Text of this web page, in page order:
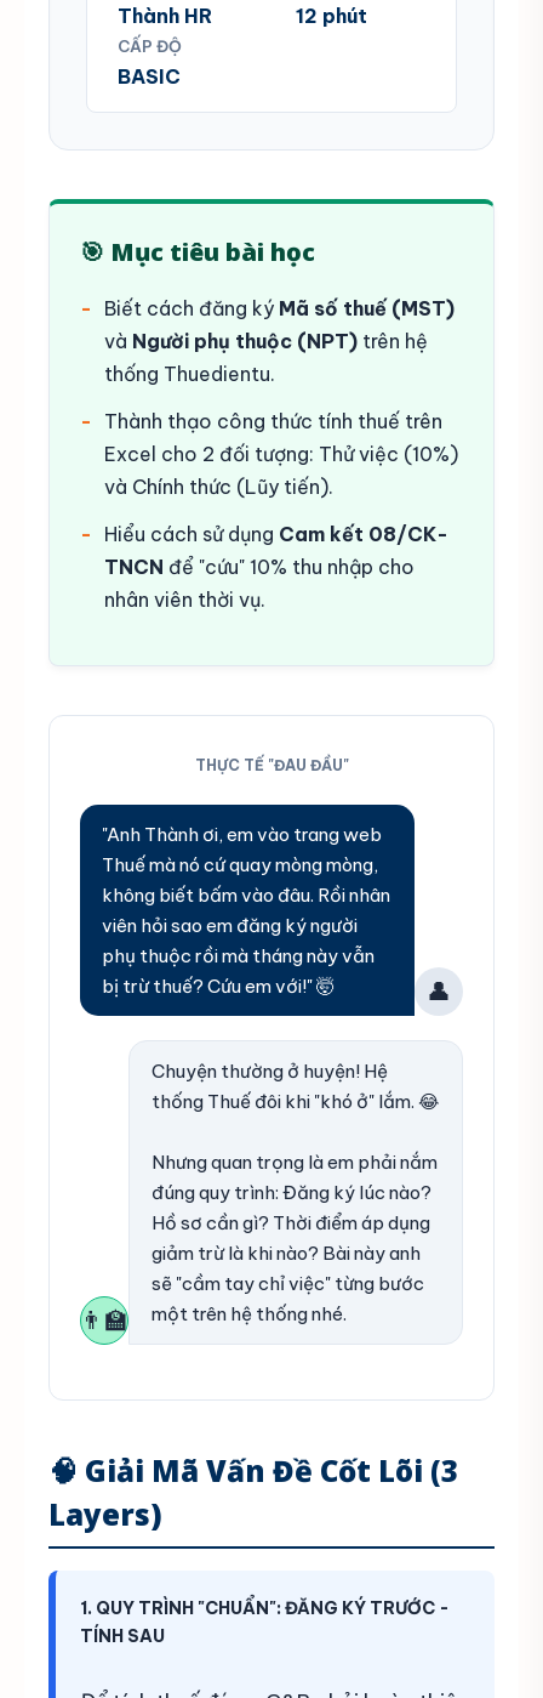
Thành HR 12 phút
CẤP ĐỘ
BASIC
🎯 Mục tiêu bài học
Biết cách đăng ký Mã số thuế (MST)
và Người phụ thuộc (NPT) trên hệ
thống Thuedientu.
Thành thạo công thức tính thuế trên
Excel cho 2 đối tượng: Thử việc (10%)
và Chính thức (Lũy tiến).
Hiểu cách sử dụng Cam kết 08/CK-
TNCN để "cứu" 10% thu nhập cho
nhân viên thời vụ.
THỰC TẾ "ĐAU ĐẦU"
"Anh Thành ơi, em vào trang web
Thuế mà nó cứ quay mòng mòng,
không biết bấm vào đâu. Rồi nhân
viên hỏi sao em đăng ký người
phụ thuộc rồi mà tháng này vẫn
bị trừ thuế? Cứu em với!" 🤯
👤
👨‍🏫
Chuyện thường ở huyện! Hệ
thống Thuế đôi khi "khó ở" lắm. 😂
Nhưng quan trọng là em phải nắm
đúng quy trình: Đăng ký lúc nào?
Hồ sơ cần gì? Thời điểm áp dụng
giảm trừ là khi nào? Bài này anh
sẽ "cầm tay chỉ việc" từng bước
một trên hệ thống nhé.
🧠 Giải Mã Vấn Đề Cốt Lõi (3
Layers)
1. QUY TRÌNH "CHUẨN": ĐĂNG KÝ TRƯỚC -
TÍNH SAU